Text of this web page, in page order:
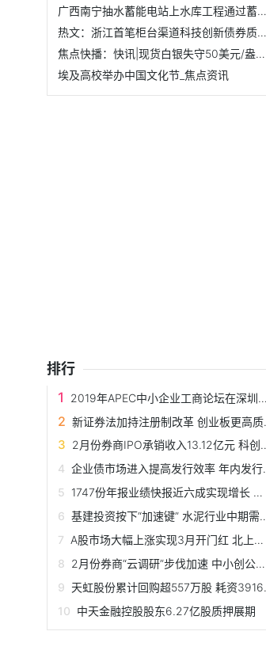
广西南宁抽水蓄能电站上水库工程通过蓄水前验收
热文：浙江首笔柜台渠道科技创新债券质押再贷款业务落地
焦点快播：快讯|现货白银失守50美元/盎司，日内跌4.36%。
埃及高校举办中国文化节_焦点资讯
排行
2019年APEC中小企业工商论坛在深圳开幕
新证券法加持注册制改革 创业板更高质量发展即日启程
2月份券商IPO承销收入13.12亿元 科创板项目占比近七成
企业债市场进入提高发行效率 年内发行总额或超6000亿元
1747份年报业绩快报近六成实现增长 净利润实现同比翻番公司达154家
基建投资按下“加速键” 水泥行业中期需求有保证
A股市场大幅上涨实现3月开门红 北上资金终结6日净流出
2月份券商“云调研”步伐加速 中小创公司仍是券商调研重点
天虹股份累计回购超557万股 耗资3916.7万元
中天金融控股股东6.27亿股质押展期